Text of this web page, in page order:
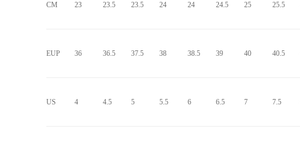
CM 23 23.5 23.5 24 24 24.5 25 25.5
EUP 36 36.5 37.5 38 38.5 39 40 40.5
US 4 4.5 5 5.5 6 6.5 7 7.5